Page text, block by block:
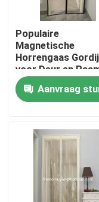
Contacteer ons
Vraag een offerte
Russian website
Venster Fly Screen
PE Netto
Populaire
Magnetische
Horrengaas
voor Deur en
Ademend en
Functioneel in
Aanvraag